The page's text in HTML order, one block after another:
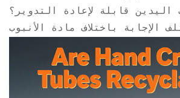
اليدين قابلة لإعادة التدوير؟